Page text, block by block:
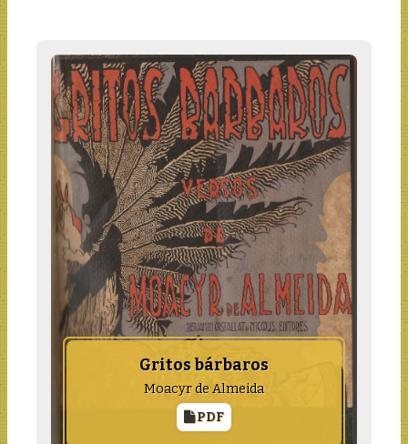
Gritos bárbaros
Moacyr de Almeida
PDF